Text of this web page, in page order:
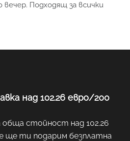
Подходящ за всички
над 102.26 евро/200
стойност над 102.26
ще ти подарим безплатна